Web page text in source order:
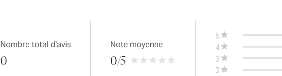
Nombre total d'avis
0
Note moyenne
0/5
5
4
3
2